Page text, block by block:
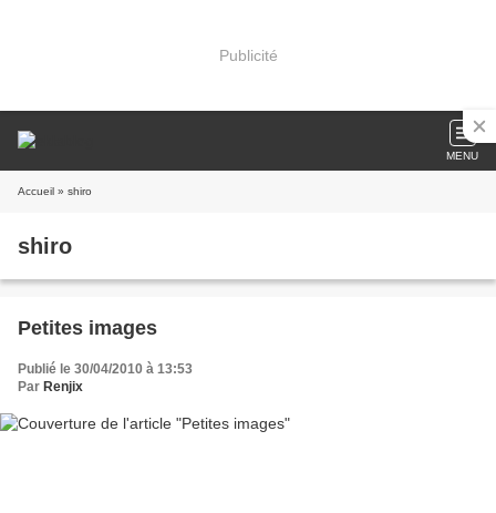
Publicité
MENU
Accueil » shiro
shiro
Petites images
Publié le 30/04/2010 à 13:53
Par Renjix